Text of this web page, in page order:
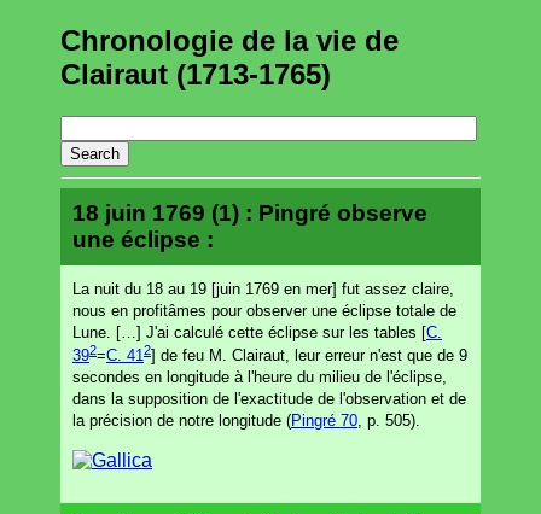
Chronologie de la vie de
Clairaut (1713-1765)
18 juin 1769 (1) : Pingré observe
une éclipse :
La nuit du 18 au 19 [juin 1769 en mer] fut assez claire,
nous en profitâmes pour observer une éclipse totale de
Lune. […] J'ai calculé cette éclipse sur les tables [C.
392=C. 412] de feu M. Clairaut, leur erreur n'est que de 9
secondes en longitude à l'heure du milieu de l'éclipse,
dans la supposition de l'exactitude de l'observation et de
la précision de notre longitude (Pingré 70, p. 505).